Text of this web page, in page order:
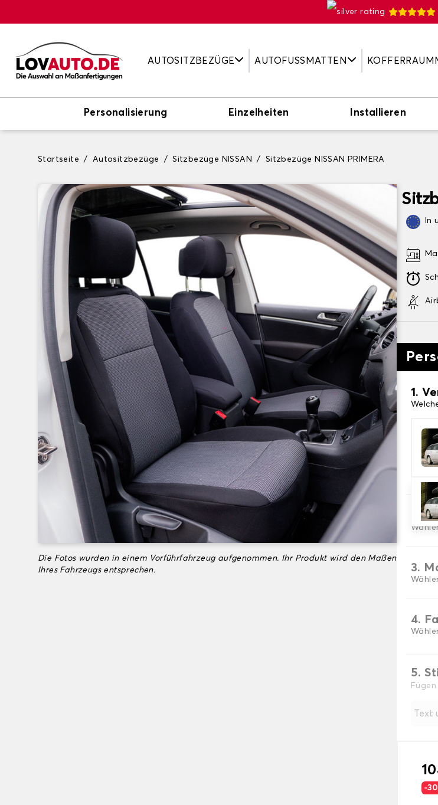
AUTOSITZBEZÜGE AUTOFUSSMATTEN
Personalisierung Einzelheiten Installieren
Startseite Autositzbezüge Sitzbezüge NISSAN Sitzbezüge NISSAN PRIMERA
Die Fotos wurden in einem Vorführfahrzeug aufgenommen. Ihr Produkt wird den Maßen
Ihres Fahrzeugs entsprechen.
In
1.
2.
3.
4.
5.
Text
-